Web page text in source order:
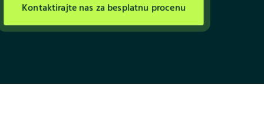
Kontaktirajte nas za besplatnu procenu